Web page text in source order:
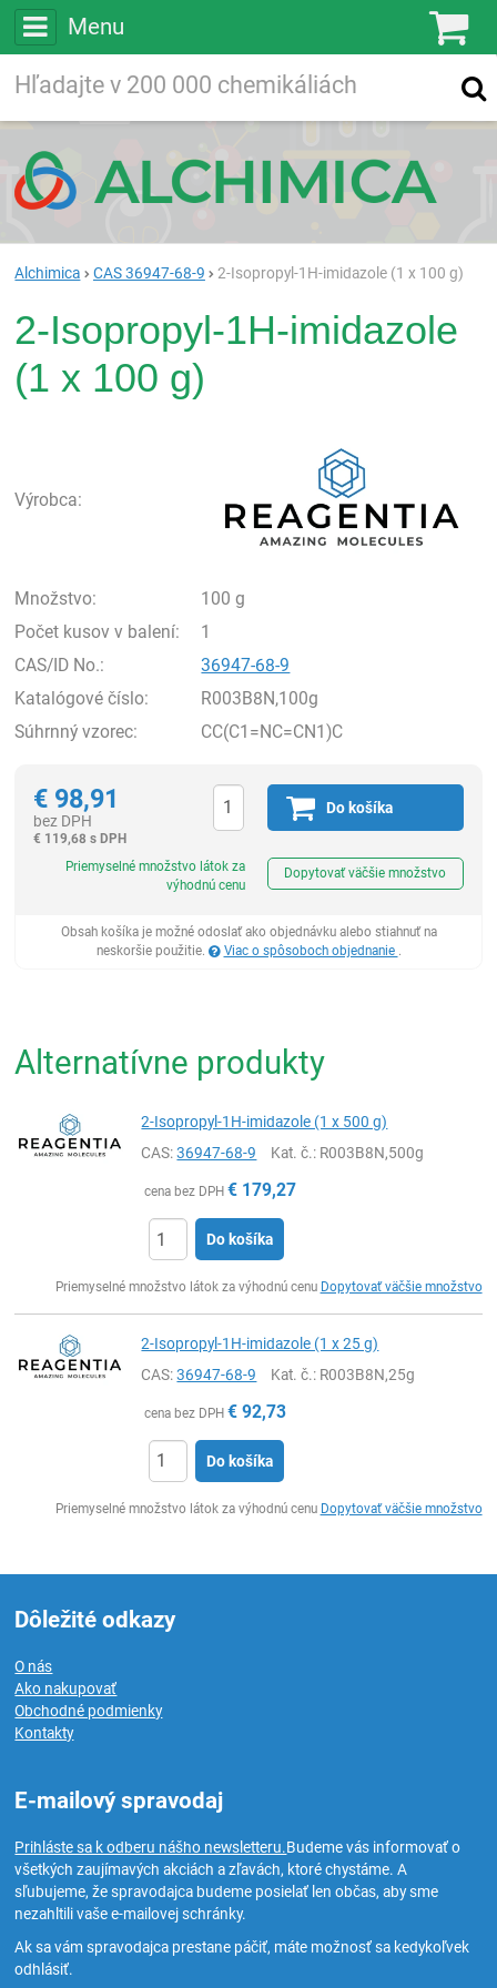
Menu
Vyhľadávanie
Alchimica CAS 36947-68-9 2-Isopropyl-1H-imidazole (1 x 100 g)
2-Isopropyl-1H-imidazole
(1 x 100 g)
Výrobca:
Množstvo:
100 g
Počet kusov v balení:
1
CAS/ID No.:
36947-68-9
Katalógové číslo:
R003B8N,100g
Súhrnný vzorec:
CC(C1=NC=CN1)C
€ 98,91
bez DPH
€ 119,68 s DPH
Do košíka
Priemyselné množstvo látok za
výhodnú cenu
Dopytovať väčšie množstvo
Obsah košíka je možné odoslať ako objednávku alebo stiahnuť na
neskoršie použitie.
Viac o spôsoboch objednanie .
Alternatívne produkty
2-Isopropyl-1H-imidazole (1 x 500 g)
CAS:36947-68-9 Kat. č.: R003B8N,500g
cena bez DPH € 179,27
Do košíka
Priemyselné množstvo látok za výhodnú cenu Dopytovať väčšie množstvo
2-Isopropyl-1H-imidazole (1 x 25 g)
CAS:36947-68-9 Kat. č.: R003B8N,25g
cena bez DPH € 92,73
Do košíka
Priemyselné množstvo látok za výhodnú cenu Dopytovať väčšie množstvo
Dôležité odkazy
O nás
Ako nakupovať
Obchodné podmienky
Kontakty
E-mailový spravodaj
Prihláste sa k odberu nášho newsletteru.Budeme vás informovať o
všetkých zaujímavých akciách a zľavách, ktoré chystáme. A
sľubujeme, že spravodajca budeme posielať len občas, aby sme
nezahltili vaše e-mailovej schránky.
Ak sa vám spravodajca prestane páčiť, máte možnosť sa kedykoľvek
odhlásiť.